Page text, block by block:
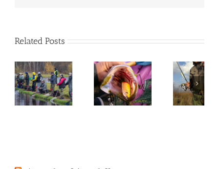
Related Posts
შემოდგომა
2012წ –
ლიფსიტას
დღიურებიდან
პროლოგი –
ლიფსიტას
დღიურებიდან